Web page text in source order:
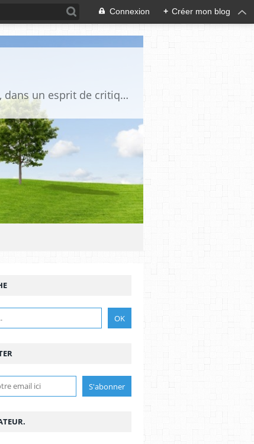
Connexion + Créer mon blog
Blog destiné à commenter l'actualité, politique, économique, culturelle, sportive, etc, dans un esprit de critique philosophique, d'esprit chrétien et français.La collaboration des lecteurs est souhaitée, de même que la courtoisie, et l'esprit de tolérance.